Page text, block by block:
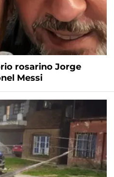
rosarino Jorge
Messi